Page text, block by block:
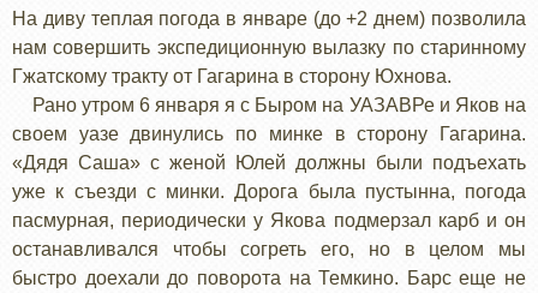
ЯНВАРЕ
На диву теплая погода в январе (до +2 днем) позволила
нам совершить экспедиционную вылазку по старинному
Гжатскому тракту от Гагарина в сторону Юхнова.
Рано утром 6 января я с Быром на УАЗАВРе и Яков на
своем уазе двинулись по минке в сторону Гагарина.
«Дядя Саша» с женой Юлей должны были подъехать
уже к съезди с минки. Дорога была пустынна, погода
пасмурная, периодически у Якова подмерзал карб и он
останавливался чтобы согреть его, но в целом мы
быстро доехали до поворота на Темкино. Барс еще не